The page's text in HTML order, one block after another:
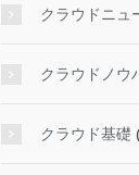
クラウドニュ
クラウドノウ
クラウド基礎